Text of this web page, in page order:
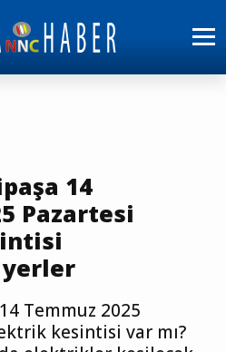
14
Pazartesi
Temmuz 2025
kesintisi var mı?